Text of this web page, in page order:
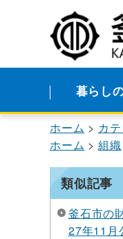
暮らし
ホーム カ
ホーム
組織
類似記事
釜石市の
27年11月